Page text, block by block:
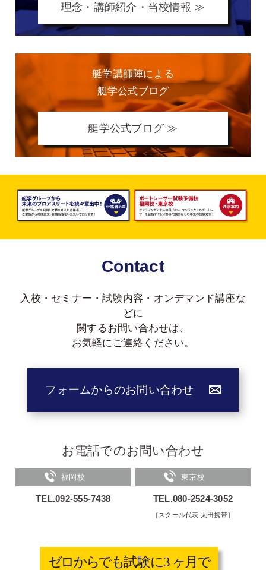
理念・講師紹介・当校情報 ≫
艇学講師陣による
艇学公式ブログ
艇学公式ブログ ≫
Contact
入校・セミナー・試験内容・オンデマンド講座な
どに
関するお問い合わせは、
お気軽にご連絡ください。
フォームからのお問い合わせ
お電話でのお問い合わせ
福岡校
TEL.092-555-7438
東京校
TEL.080-2524-3052
［スクール代表 太田携帯］